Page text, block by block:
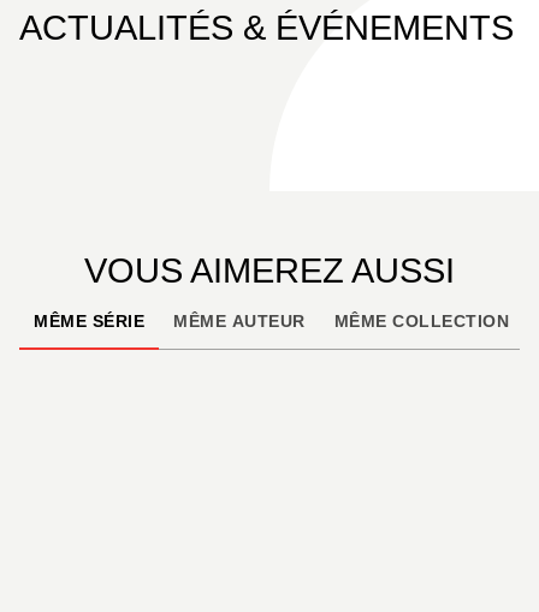
ACTUALITÉS & ÉVÉNEMENTS
VOUS AIMEREZ AUSSI
MÊME SÉRIE MÊME AUTEUR MÊME COLLECTION